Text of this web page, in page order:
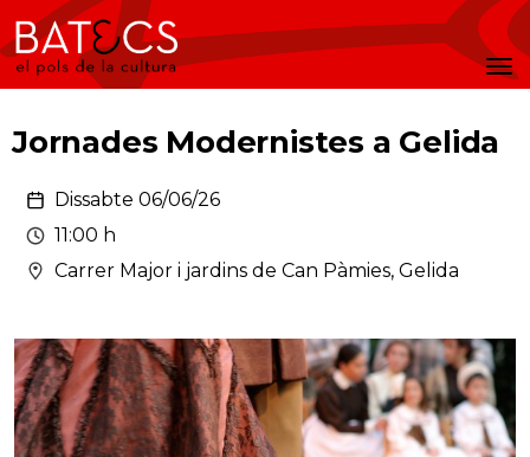
Batecs
Jornades Modernistes a Gelida
Dissabte 06/06/26
11:00 h
Carrer Major i jardins de Can Pàmies, Gelida